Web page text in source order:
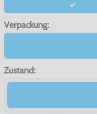
Verpackung:
Zustand: